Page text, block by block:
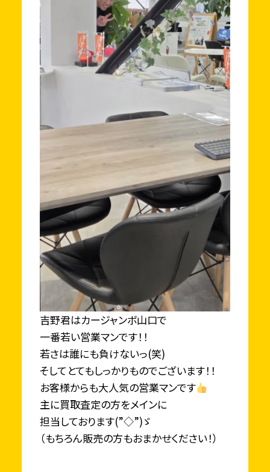
吉野君はカージャンボ山口で
一番若い営業マンです！！
若さは誰にも負けないっ(笑)
そしてとてもしっかりものでございます！！
お客様からも大人気の営業マンです
主に買取査定の方をメインに
担当しております(”◇”)ゞ
（もちろん販売の方もおまかせください！）